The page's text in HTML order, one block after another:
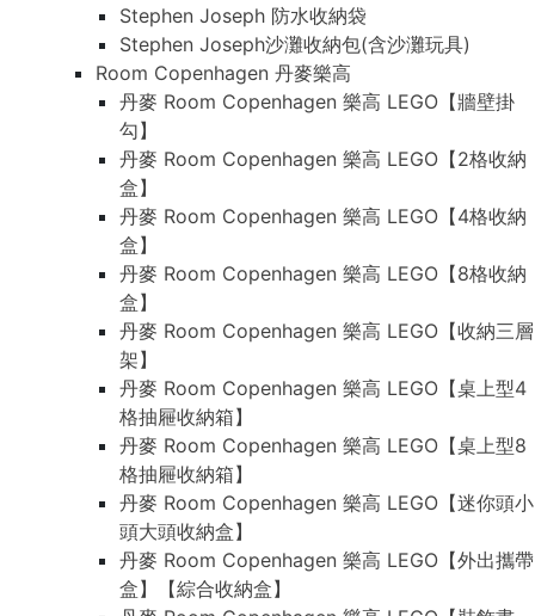
Stephen Joseph 防水收納袋
Stephen Joseph沙灘收納包(含沙灘玩具)
Room Copenhagen 丹麥樂高
丹麥 Room Copenhagen 樂高 LEGO【牆壁掛
勾】
丹麥 Room Copenhagen 樂高 LEGO【2格收納
盒】
丹麥 Room Copenhagen 樂高 LEGO【4格收納
盒】
丹麥 Room Copenhagen 樂高 LEGO【8格收納
盒】
丹麥 Room Copenhagen 樂高 LEGO【收納三層
架】
丹麥 Room Copenhagen 樂高 LEGO【桌上型4
格抽屜收納箱】
丹麥 Room Copenhagen 樂高 LEGO【桌上型8
格抽屜收納箱】
丹麥 Room Copenhagen 樂高 LEGO【迷你頭小
頭大頭收納盒】
丹麥 Room Copenhagen 樂高 LEGO【外出攜帶
盒】【綜合收納盒】